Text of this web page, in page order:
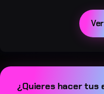
¿Quieres hacer tus